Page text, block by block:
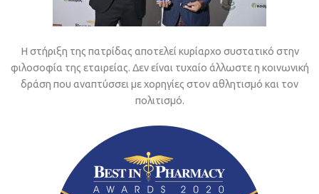
Η στήριξη της πατρίδας αποτελεί κυρίαρχο συστατικό στην
φιλοσοφία της εταιρείας. Δεν είναι τυχαίο άλλωστε η κοινωνική
δράση που αναπτύσσει με χορηγίες στον αθλητισμό και τον
πολιτισμό.